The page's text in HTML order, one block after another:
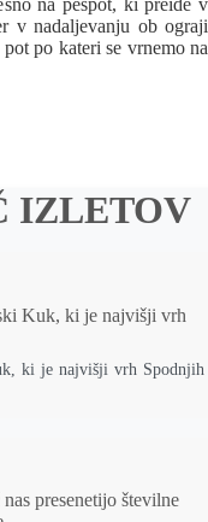
na pešpot, ki preide v
v nadaljevanju ob ograji
po kateri se vrnemo na
IZLETOV
ki je najvišji vrh Spodnjih